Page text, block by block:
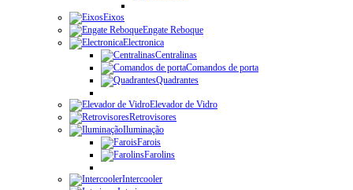
Eixos
Engate Reboque
Electronica
Centralinas
Comandos de porta
Quadrantes
Elevador de Vidro
Retrovisores
Iluminação
Farois
Farolins
Intercooler